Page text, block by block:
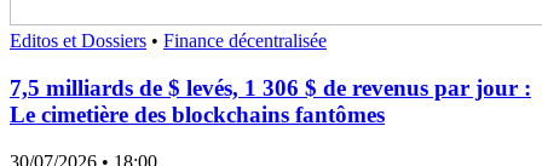
Editos et Dossiers • Finance décentralisée
7,5 milliards de $ levés, 1 306 $ de revenus par jour :
Le cimetière des blockchains fantômes
30/07/2026 • 18:00